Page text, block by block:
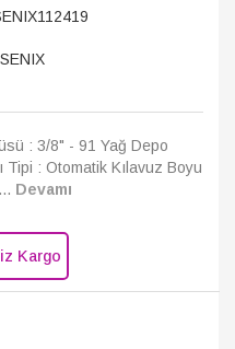
SENIX
: 3/8" - 91 Yağ Depo
: Otomatik Kılavuz Boyu
Devamı
Kargo